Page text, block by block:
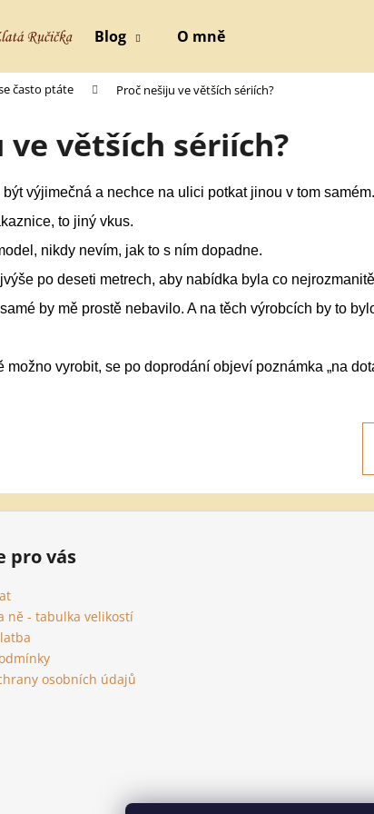
Blog O mně
často ptáte Proč nešiju ve větších sériích?
ve větších sériích?
výjimečná a nechce na ulici potkat jinou v tom samém.
to jiný vkus.
nikdy nevím, jak to s ním dopadne.
po deseti metrech, aby nabídka byla co
by mě prostě nebavilo. A na těch výrobcích by to
možno vyrobit, se po doprodání objeví poznámka „na
Co
pro vás
ně - tabulka velikostí
osobních údajů